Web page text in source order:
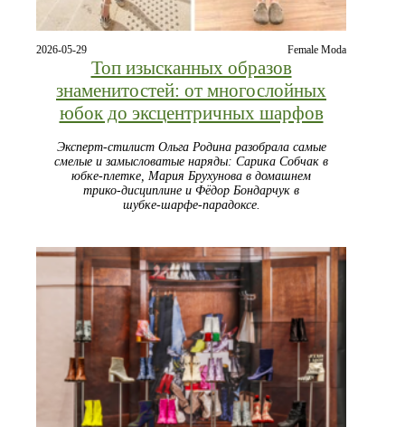
2026-05-29 Female Moda
Топ изысканных образов
знаменитостей: от многослойных
юбок до эксцентричных шарфов
Эксперт‑стилист Ольга Родина разобрала самые
смелые и замысловатые наряды: Сарика Собчак в
юбке‑плетке, Мария Брухунова в домашнем
трико‑дисциплине и Фёдор Бондарчук в
шубке‑шарфе‑парадоксе.